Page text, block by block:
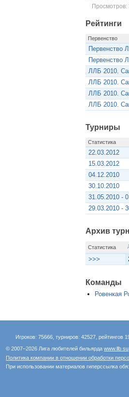
Просмотров:
Рейтинги
Первенство
Первенство
Первенство
ЛЛБ 2010.
ЛЛБ 2010.
ЛЛБ 2010.
ЛЛБ 2010.
Турниры
Статистика
22.03.2012
15.03.2012
04.12.2010
30.10.2010
31.05.2010 -
29.03.2010 -
Архив
Статистика
>>>
Команды
Ровенкая
Игроков: 75666, турниров: 42527, рейтингов
© 2007–2026 Лига любителей бильярдаwww.llb.su
Политика компании в отношении обработки
При использовании материалов гиперссылка